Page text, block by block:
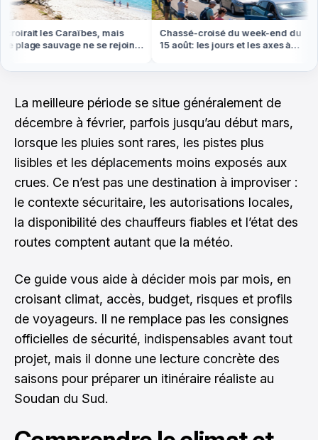
les Caraïbes, mais
plage sauvage ne se rejoint
Chassé-croisé du week-end du
15 août: les jours et les axes à
La meilleure période se situe généralement de
décembre à février, parfois jusqu’au début mars,
lorsque les pluies sont rares, les pistes plus
lisibles et les déplacements moins exposés aux
crues. Ce n’est pas une destination à improviser :
le contexte sécuritaire, les autorisations locales,
la disponibilité des chauffeurs fiables et l’état des
routes comptent autant que la météo.
Ce guide vous aide à décider mois par mois, en
croisant climat, accès, budget, risques et profils
de voyageurs. Il ne remplace pas les consignes
officielles de sécurité, indispensables avant tout
projet, mais il donne une lecture concrète des
saisons pour préparer un itinéraire réaliste au
Soudan du Sud.